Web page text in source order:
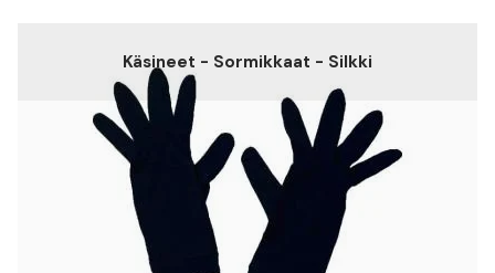
Käsineet - Sormikkaat - Silkki